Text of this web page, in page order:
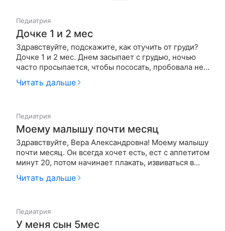
Педиатрия
Дочке 1 и 2 мес
Здравствуйте, подскажите, как отучить от груди?
Дочке 1 и 2 мес. Днем засыпает с грудью, ночью
часто просыпается, чтобы пососать, пробовала не
давать, требует. Ходили в поликлинику, сказали
ночью не давать, как быть? И еще я слышала, что
Читать дальше
Педиатрия
Моему малышу почти месяц
Здравствуйте, Вера Александровна! Моему малышу
почти месяц. Он всегда хочет есть, ест с аппетитом
минут 20, потом начинает плакать, извиваться в
руках, грудь больше не берет, но если дать
сцеженного молока из бутылочки, еще будет долго
Читать дальше
Педиатрия
У меня сын 5мес